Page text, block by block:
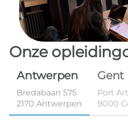
Onze
Antwerpen
Bredabaan 575
2170 Antwerpen
Gent
Port
9000